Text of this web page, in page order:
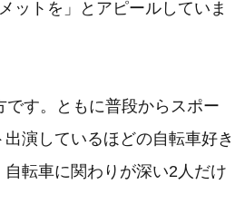
ットを」とアピールしていま
す。ともに普段からスポー
演しているほどの自転車好き
転車に関わりが深い2人だけ